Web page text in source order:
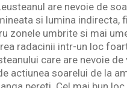
are nevoie de
si lumina indirecta,
zonele umbrite si mai
radacinii intr-un loc
care are nevoie de
actiunea soarelui de la